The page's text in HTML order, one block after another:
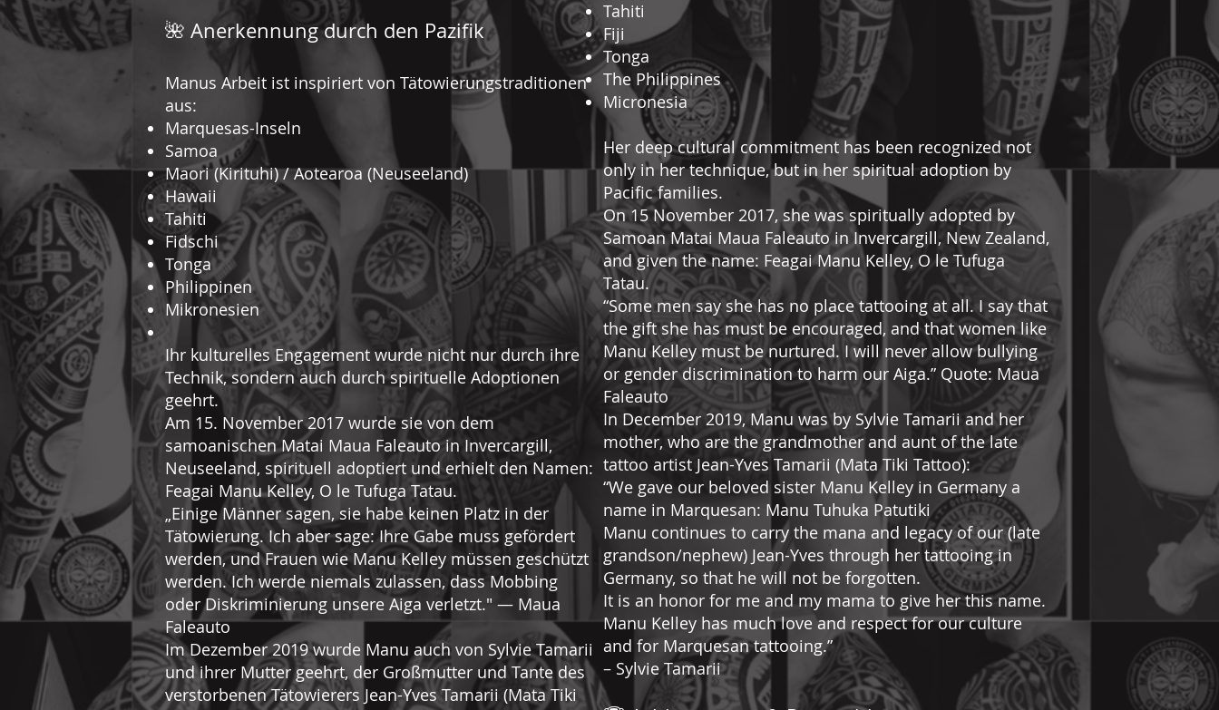
🌺 Anerkennung durch den Pazifik
Manus Arbeit ist inspiriert von Tätowierungstraditionen
aus:
Marquesas-Inseln
Samoa
Maori (Kirituhi) / Aotearoa (Neuseeland)
Hawaii
Tahiti
Fidschi
Tonga
Philippinen
Mikronesien
Ihr kulturelles Engagement wurde nicht nur durch ihre
Technik, sondern auch durch spirituelle Adoptionen
geehrt.
Am 15. November 2017 wurde sie von dem
samoanischen Matai Maua Faleauto in Invercargill,
Neuseeland, spirituell adoptiert und erhielt den Namen:
Feagai Manu Kelley, O le Tufuga Tatau.
„Einige Männer sagen, sie habe keinen Platz in der
Tätowierung. Ich aber sage: Ihre Gabe muss gefördert
werden, und Frauen wie Manu Kelley müssen geschützt
werden. Ich werde niemals zulassen, dass Mobbing
oder Diskriminierung unsere Aiga verletzt." — Maua
Faleauto
Im Dezember 2019 wurde Manu auch von Sylvie Tamarii
und ihrer Mutter geehrt, der Großmutter und Tante des
verstorbenen Tätowierers Jean-Yves Tamarii (Mata Tiki
Tahiti
Fiji
Tonga
The Philippines
Micronesia
Her deep cultural commitment has been recognized not
only in her technique, but in her spiritual adoption by
Pacific families.
On 15 November 2017, she was spiritually adopted by
Samoan Matai Maua Faleauto in Invercargill, New Zealand,
and given the name: Feagai Manu Kelley, O le Tufuga
Tatau.
“Some men say she has no place tattooing at all. I say that
the gift she has must be encouraged, and that women like
Manu Kelley must be nurtured. I will never allow bullying
or gender discrimination to harm our Aiga.” Quote: Maua
Faleauto
In December 2019, Manu was by Sylvie Tamarii and her
mother, who are the grandmother and aunt of the late
tattoo artist Jean-Yves Tamarii (Mata Tiki Tattoo):
“We gave our beloved sister Manu Kelley in Germany a
name in Marquesan: Manu Tuhuka Patutiki
Manu continues to carry the mana and legacy of our (late
grandson/nephew) Jean-Yves through her tattooing in
Germany, so that he will not be forgotten.
It is an honor for me and my mama to give her this name.
Manu Kelley has much love and respect for our culture
and for Marquesan tattooing.”
– Sylvie Tamarii